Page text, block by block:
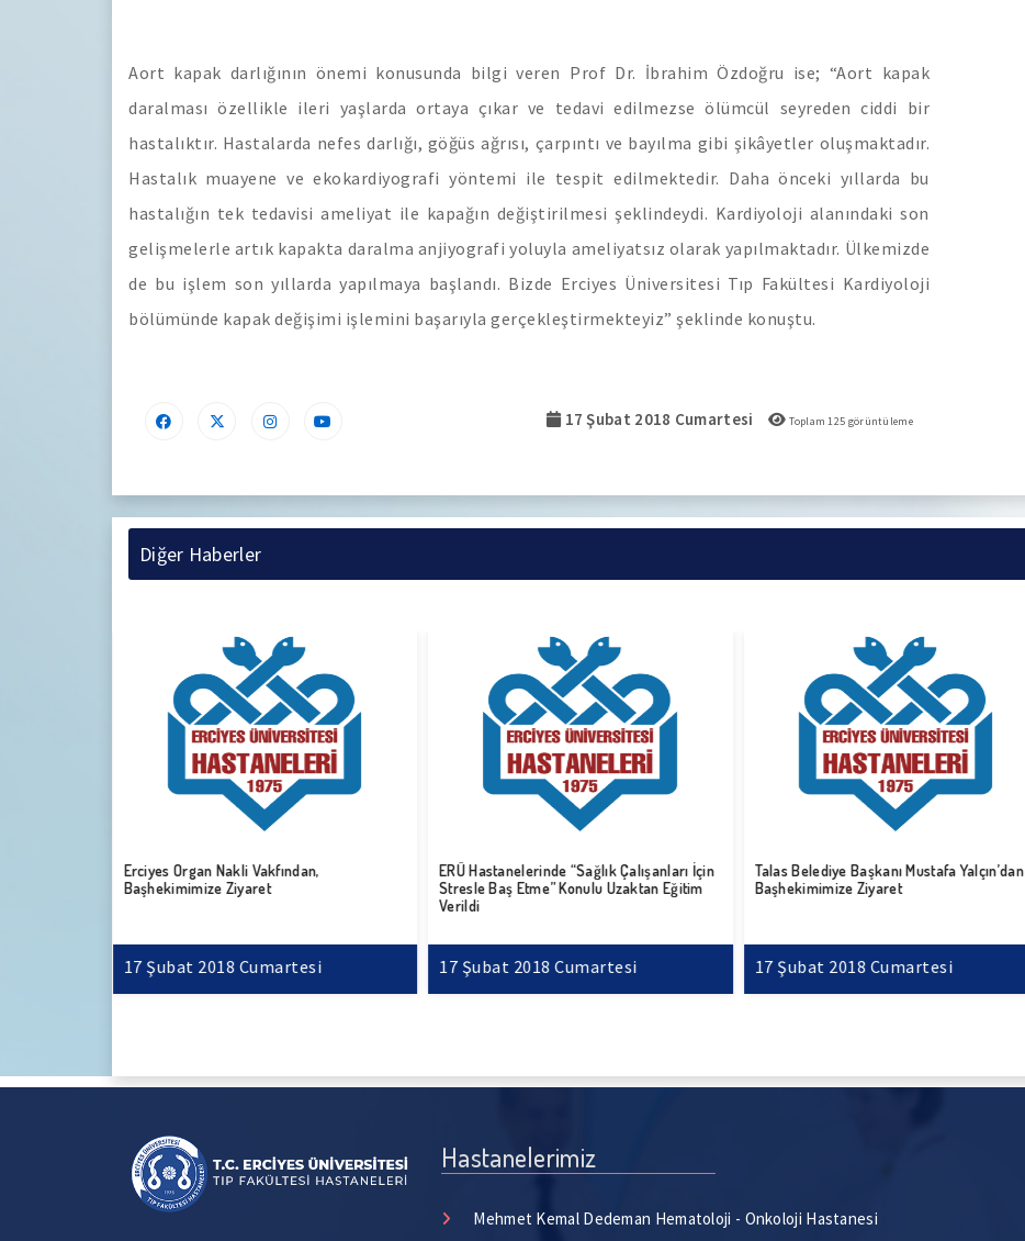
Aort kapak darlığının önemi konusunda bilgi veren Prof Dr. İbrahim Özdoğru ise; “Aort kapak
daralması özellikle ileri yaşlarda ortaya çıkar ve tedavi edilmezse ölümcül seyreden ciddi bir
hastalıktır. Hastalarda nefes darlığı, göğüs ağrısı, çarpıntı ve bayılma gibi şikâyetler oluşmaktadır.
Hastalık muayene ve ekokardiyografi yöntemi ile tespit edilmektedir. Daha önceki yıllarda bu
hastalığın tek tedavisi ameliyat ile kapağın değiştirilmesi şeklindeydi. Kardiyoloji alanındaki son
gelişmelerle artık kapakta daralma anjiyografi yoluyla ameliyatsız olarak yapılmaktadır. Ülkemizde
de bu işlem son yıllarda yapılmaya başlandı. Bizde Erciyes Üniversitesi Tıp Fakültesi Kardiyoloji
bölümünde kapak değişimi işlemini başarıyla gerçekleştirmekteyiz” şeklinde konuştu.
17 Şubat 2018 Cumartesi Toplam125 görüntüleme
Diğer Haberler
Erciyes Organ Nakli Vakfından,
Başhekimimize Ziyaret
17 Şubat 2018 Cumartesi
ERÜ Hastanelerinde “Sağlık Çalışanları İçin
Stresle Baş Etme” Konulu Uzaktan Eğitim
Verildi
17 Şubat 2018 Cumartesi
Talas Belediye Başkanı Mustafa Yalçın’dan
Başhekimimize Ziyaret
17 Şubat 2018 Cumartesi
Hastanelerimiz
Mehmet Kemal Dedeman Hematoloji - Onkoloji Hastanesi